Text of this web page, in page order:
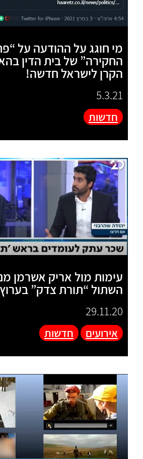
מי חוגג על ההודעה על
החקירה” של בית הדין
הקרן לישראל חדשה!
5.3.21
חדשות
עימות מול אריק אשרמן
השתול “תורת צדק” בערוץ 20
29.11.20
אירועים חדשות